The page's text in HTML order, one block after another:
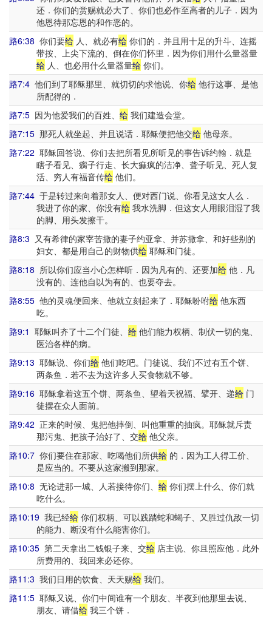
还．你们的赏赐就必大了、你们也必作至高者的儿子．因为
他恩待那忘恩的和作恶的。
路6:38 你们要给 人、就必有给 你们的．并且用十足的升斗、连摇
带按、上尖下流的、倒在你们怀里．因为你们用什么量器量
给人、也必用什么量器量给你们。
路7:4 他们到了耶稣那里、就切切的求他说、你给 他行这事、是他
所配得的．
路7:5 因为他爱我们的百姓、 给 我们建造会堂。
路7:15 那死人就坐起、并且说话．耶稣便把他交给 他母亲。
路7:22 耶稣回答说、你们去把所看见所听见的事告诉约翰．就是
瞎子看见、瘸子行走、长大痲疯的洁净、聋子听见、死人复
活、穷人有福音传给他们。
路7:44 于是转过来向着那女人、便对西门说、你看见这女人么．
我进了你的家、你没有给我水洗脚．但这女人用眼泪湿了我
的脚、用头发擦干。
路8:3 又有希律的家宰苦撒的妻子约亚拿、并苏撒拿、和好些别的
妇女、都是用自己的财物供给耶稣和门徒。
路8:18 所以你们应当小心怎样听．因为凡有的、还要加给 他．凡
没有的、连他自以为有的、也要夺去。
路8:55 他的灵魂便回来、他就立刻起来了．耶稣吩咐给 他东西
吃。
路9:1 耶稣叫齐了十二个门徒、 给 他们能力权柄、制伏一切的鬼、
医治各样的病。
路9:13 耶稣说、你们给 他们吃吧。门徒说、我们不过有五个饼、
两条鱼．若不去为这许多人买食物就不够。
路9:16 耶稣拿着这五个饼、两条鱼、望着天祝福、擘开、递给 门
徒摆在众人面前。
路9:42 正来的时候、鬼把他摔倒、叫他重重的抽疯。耶稣就斥责
那污鬼、把孩子治好了、交给他父亲。
路10:7 你们要住在那家、吃喝他们所供给 的．因为工人得工价、
是应当的。不要从这家搬到那家。
路10:8 无论进那一城、人若接待你们、 给 你们摆上什么、你们就
吃什么。
路10:19 我已经给 你们权柄、可以践踏蛇和蝎子、又胜过仇敌一切
的能力、断没有什么能害你们。
路10:35 第二天拿出二钱银子来、交给 店主说、你且照应他．此外
所费用的、我回来必还你。
路11:3 我们日用的饮食、天天赐给 我们。
路11:5 耶稣又说、你们中间谁有一个朋友、半夜到他那里去说、
朋友、请借给我三个饼．